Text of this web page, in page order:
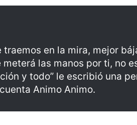
traemos en la mira, mejor
meterá las manos por ti, no
y todo” le escribió una
Animo Animo.